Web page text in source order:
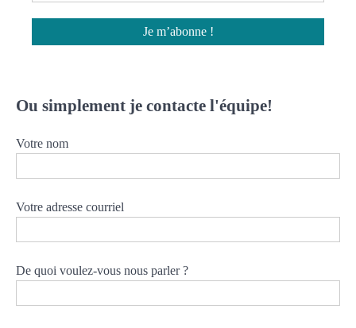
Ou simplement je contacte l'équipe!
Votre nom
Votre adresse courriel
De quoi voulez-vous nous parler ?